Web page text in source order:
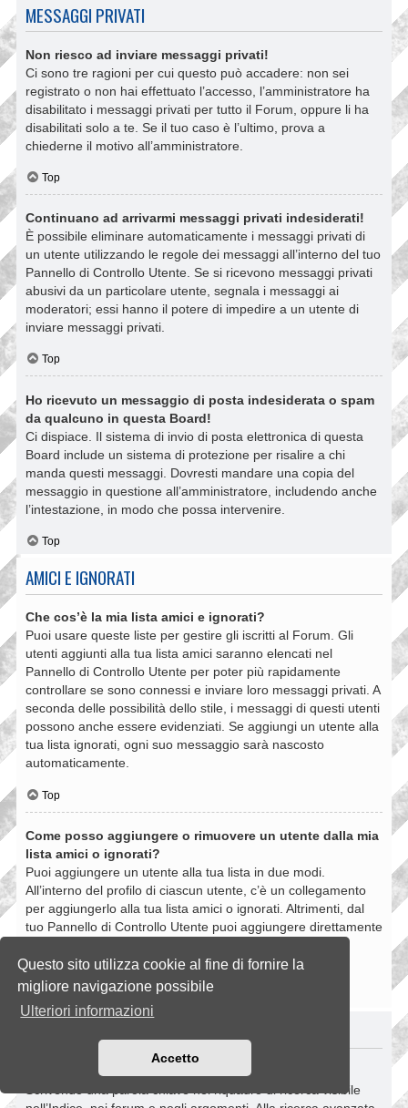
Questo sito utilizza cookie al fine di fornire la
migliore navigazione possibile
Ulteriori informazioni
Accetto
MESSAGGI PRIVATI
Non riesco ad inviare messaggi privati!
Ci sono tre ragioni per cui questo può accadere: non sei
registrato o non hai effettuato l’accesso, l’amministratore ha
disabilitato i messaggi privati per tutto il Forum, oppure li ha
disabilitati solo a te. Se il tuo caso è l’ultimo, prova a
chiederne il motivo all’amministratore.
Top
Continuano ad arrivarmi messaggi privati indesiderati!
È possibile eliminare automaticamente i messaggi privati ​​di
un utente utilizzando le regole dei messaggi all’interno del tuo
Pannello di Controllo Utente. Se si ricevono messaggi privati ​​
abusivi da un particolare utente, segnala i messaggi ai
moderatori; essi hanno il potere di impedire a un utente di
inviare messaggi privati​​.
Top
Ho ricevuto un messaggio di posta indesiderata o spam
da qualcuno in questa Board!
Ci dispiace. Il sistema di invio di posta elettronica di questa
Board include un sistema di protezione per risalire a chi
manda questi messaggi. Dovresti mandare una copia del
messaggio in questione all’amministratore, includendo anche
l’intestazione, in modo che possa intervenire.
Top
AMICI E IGNORATI
Che cos’è la mia lista amici e ignorati?
Puoi usare queste liste per gestire gli iscritti al Forum. Gli
utenti aggiunti alla tua lista amici saranno elencati nel
Pannello di Controllo Utente per poter più rapidamente
controllare se sono connessi e inviare loro messaggi privati. A
seconda delle possibilità dello stile, i messaggi di questi utenti
possono anche essere evidenziati. Se aggiungi un utente alla
tua lista ignorati, ogni suo messaggio sarà nascosto
automaticamente.
Top
Come posso aggiungere o rimuovere un utente dalla mia
lista amici o ignorati?
Puoi aggiungere un utente alla tua lista in due modi.
All’interno del profilo di ciascun utente, c’è un collegamento
per aggiungerlo alla tua lista amici o ignorati. Altrimenti, dal
tuo Pannello di Controllo Utente puoi aggiungere direttamente
rimuovere un utente dalla lista dalla stessa pagina.
Top
Come si fanno le ricerche nella Board?
Scrivendo una parola chiave nel riquadro di ricerca visibile